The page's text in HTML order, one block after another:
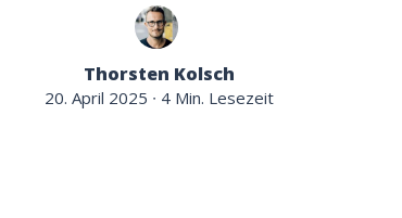
Thorsten Kolsch
20. April 2025 ∙ 4 Min. Lesezeit